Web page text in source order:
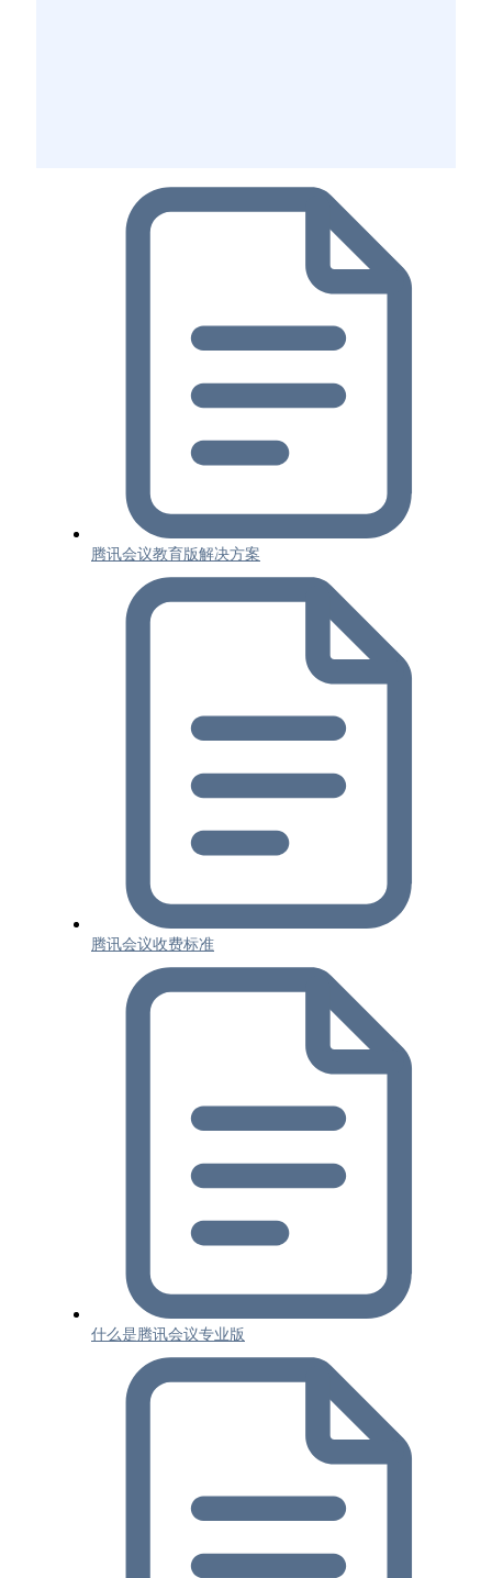
腾讯会议教育版解决方案
腾讯会议收费标准
什么是腾讯会议专业版